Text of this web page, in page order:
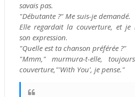
savais pas.
"Débutante ?" Me suis-je demandé.
Elle regardait la couverture, et je
son expression.
"Quelle est ta chanson préférée ?"
"Mmm," murmura-t-elle,
couverture,"'With You', je pense."